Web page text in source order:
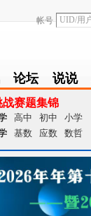
帐号
论坛
BBS
说说
Follow
战赛题集锦
高中 初中
小学
基数 应数 数哲